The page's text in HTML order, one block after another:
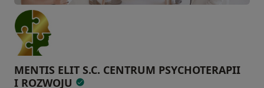
MENTIS ELIT S.C. CENTRUM PSYCHOTERAPII
I ROZWOJU